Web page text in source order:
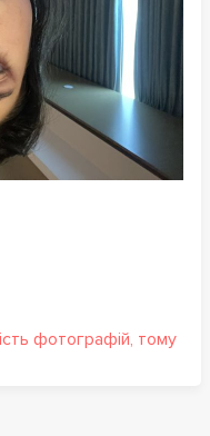
фотографій, тому